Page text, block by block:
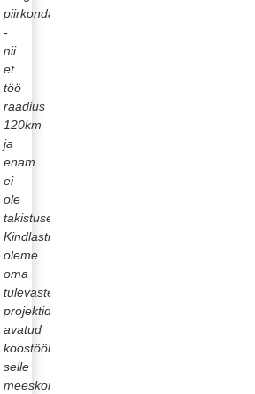
piirkondades
-
nii
et
töö
raadius
120km
ja
enam
ei
ole
takistuseks.
Kindlasti
oleme
oma
tulevastes
projektides
avatud
koostööle
selle
meeskonnaga